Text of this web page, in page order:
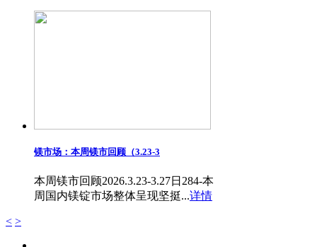
镁市场：本周镁市回顾（3.23-3
本周镁市回顾2026.3.23-3.27日284-本
周国内镁锭市场整体呈现坚挺...详情
< >